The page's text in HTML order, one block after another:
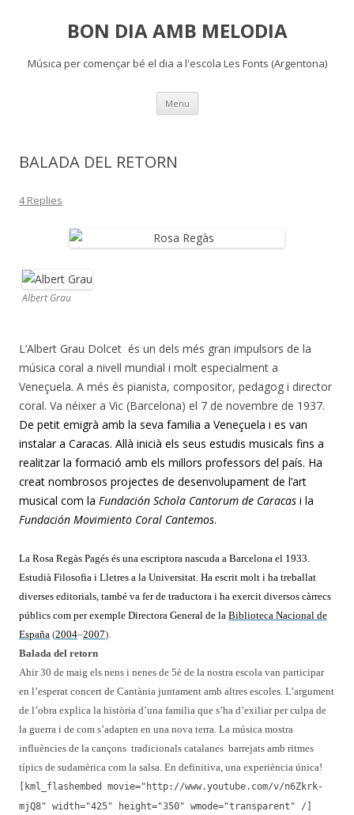
BON DIA AMB MELODIA
Música per començar bé el dia a l'escola Les Fonts (Argentona)
Menu Skip
content
BALADA DEL RETORN
4 Replies
Albert Grau
L’Albert Grau Dolcet és un dels més gran impulsors de la
música coral a nivell mundial i molt especialment a
Veneçuela. A més és pianista, compositor, pedagog i director
coral. Va néixer a Vic (Barcelona) el 7 de novembre de 1937.
De petit emigrà amb la seva familia a Veneçuela i es van
instalar a Caracas. Allà inicià els seus estudis musicals fins a
realitzar la formació amb els millors professors del país. Ha
creat nombrosos projectes de desenvolupament de l’art
musical com la Fundación Schola Cantorum de Caracas i la
Fundación Movimiento Coral Cantemos.
La Rosa Regàs Pagés és una escriptora nascuda a Barcelona el 1933.
Estudià Filosofia i Lletres a la Universitat. Ha escrit molt i ha treballat
diverses editorials, també va fer de traductora i ha exercit diversos càrrecs
públics com per exemple Directora General de la Biblioteca Nacional de
España (2004–2007).
Balada del retorn
Ahir 30 de maig els nens i nenes de 5è de la nostra escola van participar
en l’esperat concert de Cantània juntament amb altres escoles. L’argument
de l’obra explica la història d’una familia que s’ha d’exiliar per culpa de
la guerra i de com s’adapten en una nova terra. La música mostra
influències de la cançons tradicionals catalanes barrejats amb ritmes
típics de sudamèrica com la salsa. En definitiva, una experiència única!
[kml_flashembed movie="http://www.youtube.com/v/n6Zkrk-
mjQ8" width="425" height="350" wmode="transparent" /]